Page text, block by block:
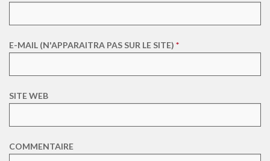
E-MAIL (N'APPARAITRA PAS SUR LE SITE) *
SITE WEB
COMMENTAIRE